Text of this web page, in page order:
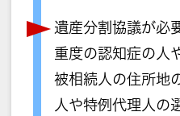
遺産分割協議が必
重度の認知症の人
被相続人の住所地
人や特例代理人の